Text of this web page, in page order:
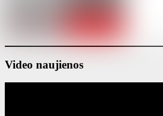
Video naujienos